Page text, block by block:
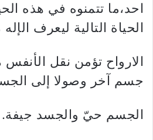
احد،ما تتمنوه في هذه
الحياة التالية ليعرف
الارواح تؤمن نقل
جسم آخر وصولا إلى
الجسم حيّ والجسد جيفة.